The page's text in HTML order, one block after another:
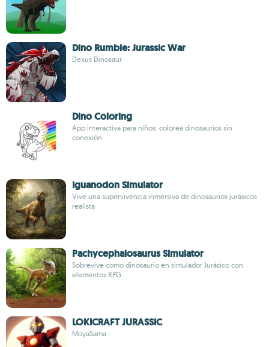
Dino Rumble: Jurassic War
Dexus Dinosaur
Dino Coloring
App interactiva para niños: colorea dinosaurios sin
conexión
Iguanodon Simulator
Vive una supervivencia inmersiva de dinosaurios jurásicos
realista
Pachycephalosaurus Simulator
Sobrevive como dinosaurio en simulador Jurásico con
elementos RPG
LOKICRAFT JURASSIC
MoyaSama